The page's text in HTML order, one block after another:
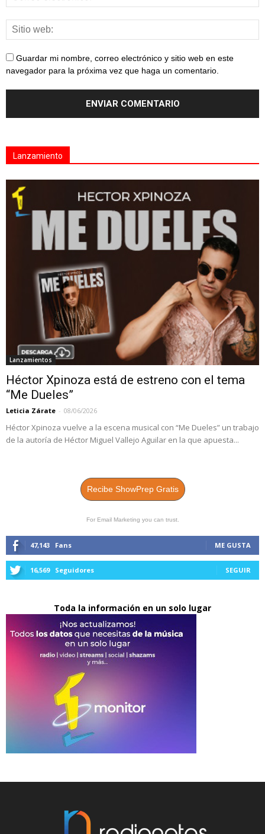
Guardar mi nombre, correo electrónico y sitio web en este
navegador para la próxima vez que haga un comentario.
Lanzamiento
Lanzamientos
Héctor Xpinoza está de estreno con el tema
“Me Dueles”
Leticia Zárate - 08/06/2026
Héctor Xpinoza vuelve a la escena musical con “Me Dueles” un trabajo
de la autoría de Héctor Miguel Vallejo Aguilar en la que apuesta...
Recibe ShowPrep Gratis
For Email Marketing you can trust.
47,143 Fans ME GUSTA
16,569 Seguidores SEGUIR
Toda la información en un solo lugar